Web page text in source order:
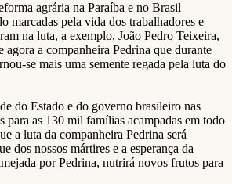
agrária na Paraíba e no Brasil
marcadas pela vida dos trabalhadores e
na luta, a exemplo, João Pedro Teixeira,
a companheira Pedrina que durante
se mais uma semente regada pela luta do
do Estado e do governo brasileiro nas
para as 130 mil famílias acampadas em todo
a luta da companheira Pedrina será
dos nossos mártires e a esperança da
por Pedrina, nutrirá novos frutos para